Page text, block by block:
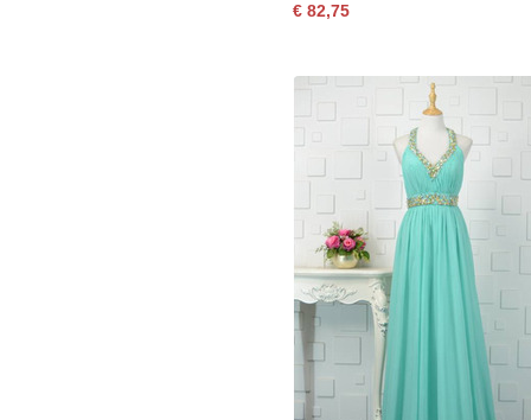
€ 82,75